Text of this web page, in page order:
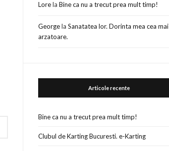
LorelaBine ca nu a trecut prea mult timp!
GeorgelaSanatatea lor. Dorinta mea cea mai
arzatoare.
Articole recente
Bine ca nu a trecut prea mult timp!
Clubul de Karting Bucuresti. e-Karting